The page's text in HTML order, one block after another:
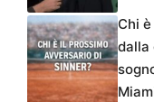
Chi
dalla